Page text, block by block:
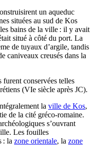
un aqueduc
situées au sud de Kos
bains de la ville : il y avait
situé à côté du port. La
de tuyaux d’argile, tandis
caniveaux creusés dans la
furent conservées telles
(VIe siècle après JC).
la ville de Kos,
de la cité gréco-romaine.
s’ouvrant
Les fouilles
: la zone orientale, la zone